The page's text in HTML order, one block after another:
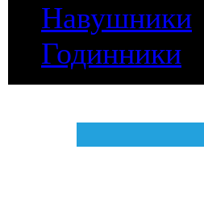
Навушники
Годинники